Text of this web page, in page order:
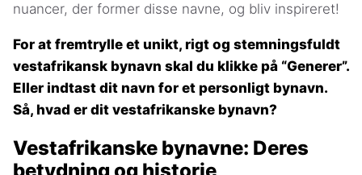
nuancer, der former disse navne, og bliv inspireret!
For at fremtrylle et unikt, rigt og stemningsfuldt
vestafrikansk bynavn skal du klikke på “Generer”.
Eller indtast dit navn for et personligt bynavn.
Så, hvad er dit vestafrikanske bynavn?
Vestafrikanske bynavne: Deres